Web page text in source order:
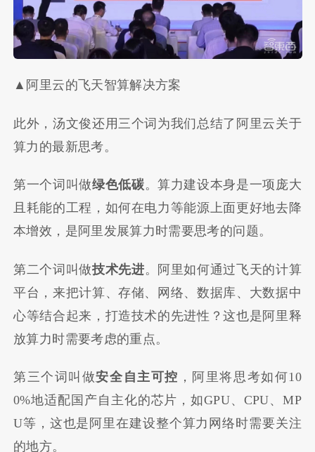
▲阿里云的飞天智算解决方案
此外，汤文俊还用三个词为我们总结了阿里云关于
算力的最新思考。
第一个词叫做绿色低碳。算力建设本身是一项庞大
且耗能的工程，如何在电力等能源上面更好地去降
本增效，是阿里发展算力时需要思考的问题。
第二个词叫做技术先进。阿里如何通过飞天的计算
平台，来把计算、存储、网络、数据库、大数据中
心等结合起来，打造技术的先进性？这也是阿里释
放算力时需要考虑的重点。
第三个词叫做安全自主可控 ，阿里将思考如何10
0%地适配国产自主化的芯片，如GPU、CPU、MP
U等，这也是阿里在建设整个算力网络时需要关注
的地方。